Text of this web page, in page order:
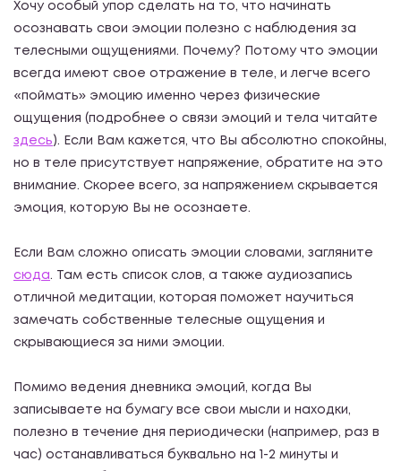
Хочу особый упор сделать на то, что начинать
осознавать свои эмоции полезно с наблюдения за
телесными ощущениями. Почему? Потому что эмоции
всегда имеют свое отражение в теле, и легче всего
«поймать» эмоцию именно через физические
ощущения (подробнее о связи эмоций и тела читайте
здесь ). Если Вам кажется, что Вы абсолютно спокойны,
но в теле присутствует напряжение, обратите на это
внимание. Скорее всего, за напряжением скрывается
эмоция, которую Вы не осознаете.
Если Вам сложно описать эмоции словами, загляните
сюда . Там есть список слов, а также аудиозапись
отличной медитации, которая поможет научиться
замечать собственные телесные ощущения и
скрывающиеся за ними эмоции.
Помимо ведения дневника эмоций, когда Вы
записываете на бумагу все свои мысли и находки,
полезно в течение дня периодически (например, раз в
час) останавливаться буквально на 1-2 минуты и